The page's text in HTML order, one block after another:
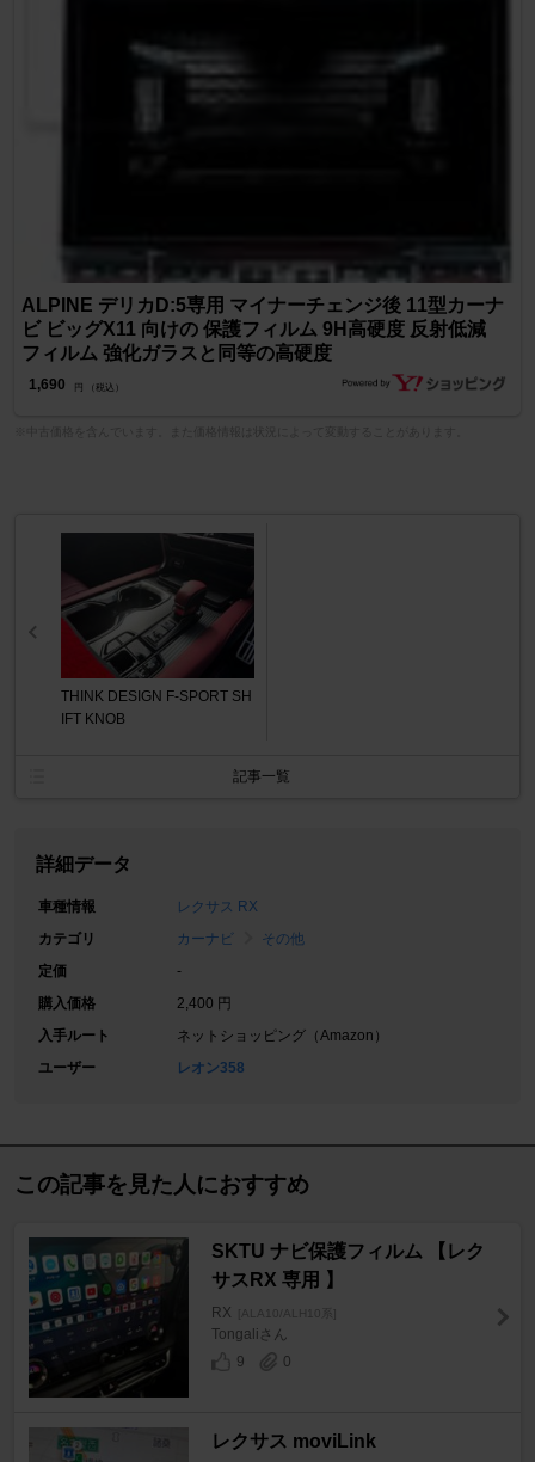
ALPINE デリカD:5専用 マイナーチェンジ後 11型カーナ
ビ ビッグX11 向けの 保護フィルム 9H高硬度 反射低減
フィルム 強化ガラスと同等の高硬度
1,690 円 （税込）
THINK DESIGN F-SPORT SH
IFT KNOB
記事一覧
詳細データ
車種情報
レクサス RX
カテゴリ
カーナビ
その他
定価
-
購入価格
2,400 円
入手ルート
ネットショッピング（Amazon）
ユーザー
レオン358
この記事を見た人におすすめ
SKTU ナビ保護フィルム 【レク
サスRX 専用 】
RX [ALA10/ALH10系]
Tongaliさん
9
0
レクサス moviLink